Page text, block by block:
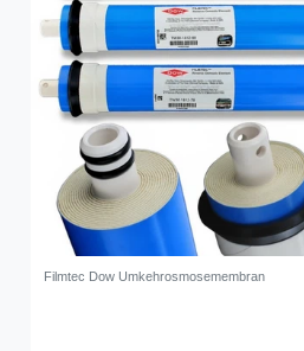
Filmtec Dow Umkehrosmosemembran